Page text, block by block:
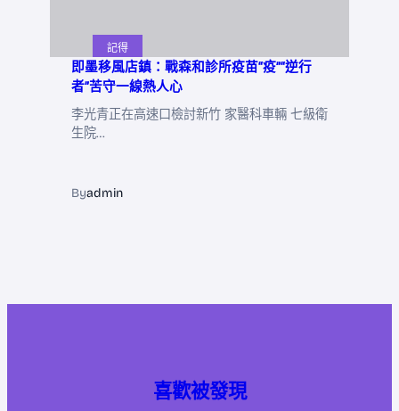
記得
即墨移風店鎮：戰森和診所疫苗“疫”“逆行
者”苦守一線熱人心
李光青正在高速口檢討新竹 家醫科車輛 七級衛
生院…
Byadmin
喜歡被發現